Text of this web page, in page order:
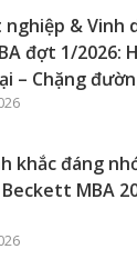
nghiệp & Vinh
đợt 1/
– Chặng
khắc đáng
MBA